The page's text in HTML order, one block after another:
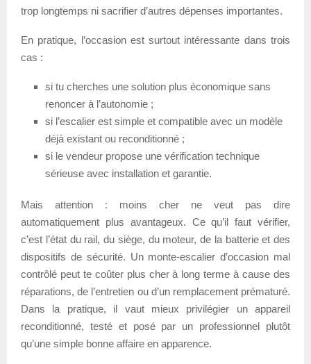
trop longtemps ni sacrifier d’autres dépenses importantes.
En pratique, l’occasion est surtout intéressante dans trois
cas :
si tu cherches une solution plus économique sans
renoncer à l’autonomie ;
si l’escalier est simple et compatible avec un modèle
déjà existant ou reconditionné ;
si le vendeur propose une vérification technique
sérieuse avec installation et garantie.
Mais attention : moins cher ne veut pas dire
automatiquement plus avantageux. Ce qu’il faut vérifier,
c’est l’état du rail, du siège, du moteur, de la batterie et des
dispositifs de sécurité. Un monte-escalier d’occasion mal
contrôlé peut te coûter plus cher à long terme à cause des
réparations, de l’entretien ou d’un remplacement prématuré.
Dans la pratique, il vaut mieux privilégier un appareil
reconditionné, testé et posé par un professionnel plutôt
qu’une simple bonne affaire en apparence.